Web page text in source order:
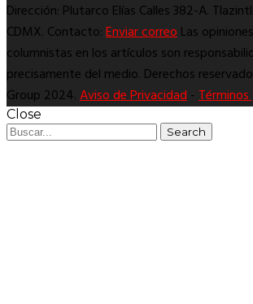
Dirección: Plutarco Elías Calles 382-A.
CDMX. Contacto:Enviar correoLas
columnistas en los artículos son
precisamente del medio. Derechos
Group 2024.Aviso de Privacidad-
Close